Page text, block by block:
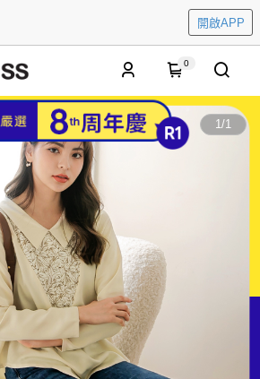
開啟APP
0
1/1